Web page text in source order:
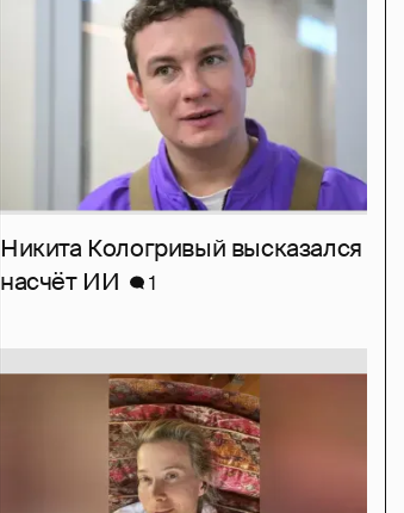
Никита Кологривый высказался
насчёт ИИ
1